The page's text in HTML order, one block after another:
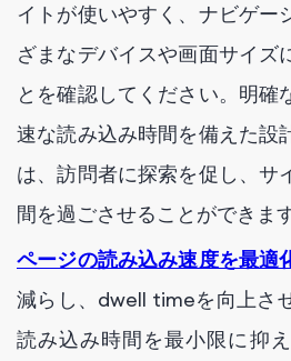
イトが使いやすく、ナビゲー
ざまなデバイスや画面サイズ
とを確認してください。明確
速な読み込み時間を備えた設
は、訪問者に探索を促し、サ
間を過ごさせることができます
ページの読み込み速度を最適
減らし、dwell timeを向上さ
読み込み時間を最小限に抑